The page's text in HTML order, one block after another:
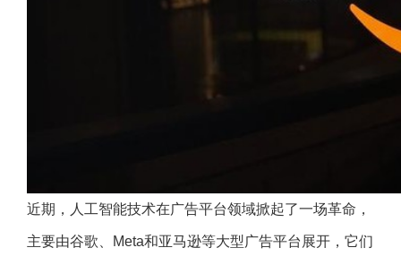
近期，人工智能技术在广告平台领域掀起了一场革命，
主要由谷歌、Meta和亚马逊等大型广告平台展开，它们